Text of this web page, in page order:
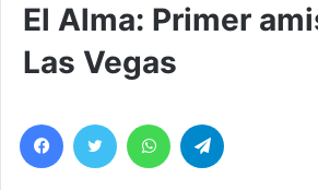
El Alma: Primer
Las Vegas
Facebook
Twitter WhatsApp